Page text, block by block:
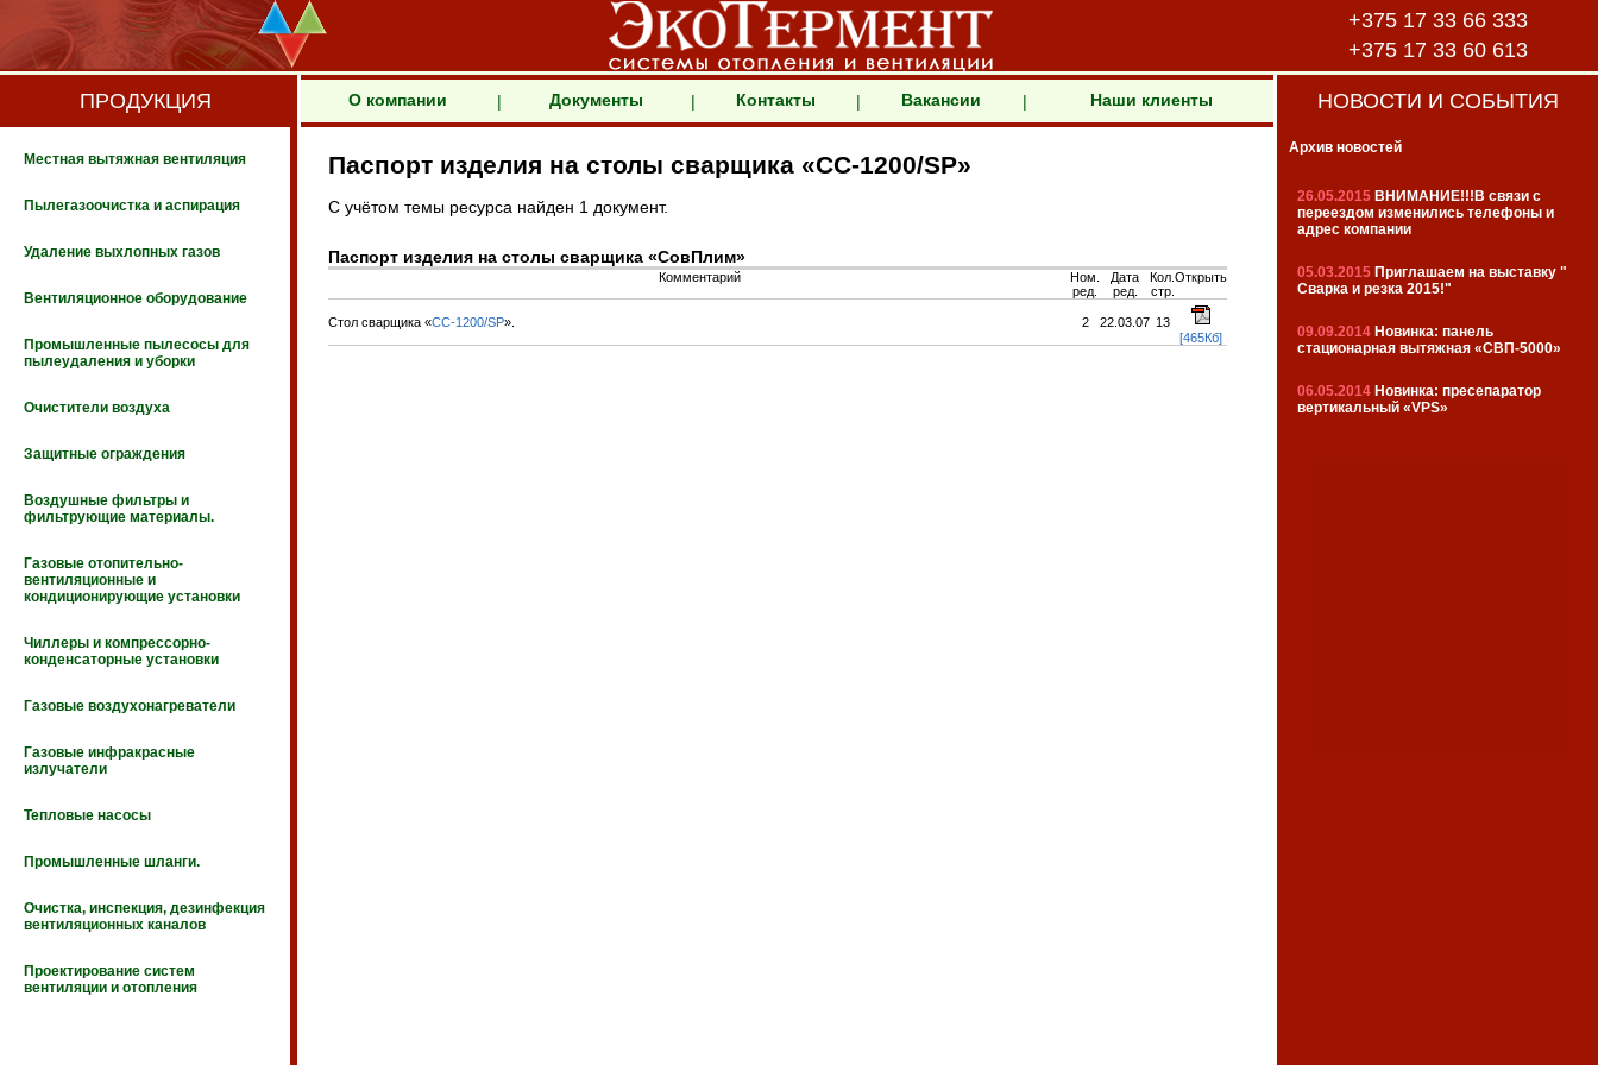
+375 17 33 66 333
+375 17 33 60 613
ПРОДУКЦИЯ
Местная вытяжная вентиляция
Пылегазоочистка и аспирация
Удаление выхлопных газов
Вентиляционное оборудование
Промышленные пылесосы для
пылеудаления и уборки
Очистители воздуха
Защитные ограждения
Воздушные фильтры и
фильтрующие материалы.
Газовые отопительно-
вентиляционные и
кондиционирующие установки
Чиллеры и компрессорно-
конденсаторные установки
Газовые воздухонагреватели
Газовые инфракрасные
излучатели
Тепловые насосы
Промышленные шланги.
Очистка, инспекция, дезинфекция
вентиляционных каналов
Проектирование систем
вентиляции и отопления
О компании | Документы | Контакты | Вакансии | Наши клиенты
Паспорт изделия на столы сварщика «СС-1200/SP»
С учётом темы ресурса найден 1 документ.
Паспорт изделия на столы сварщика «СовПлим»
Комментарий
Ном.
ред.
Дата
ред.
Кол.
стр.
Открыть
Стол сварщика «СС-1200/SP». 2 22.03.07 13
[465Кб]
НОВОСТИ И СОБЫТИЯ
Архив новостей
26.05.2015 ВНИМАНИЕ!!!В связи с
переездом изменились телефоны и
адрес компании
05.03.2015 Приглашаем на выставку "
Сварка и резка 2015!"
09.09.2014 Новинка: панель
стационарная вытяжная «СВП-5000»
06.05.2014 Новинка: пресепаратор
вертикальный «VPS»